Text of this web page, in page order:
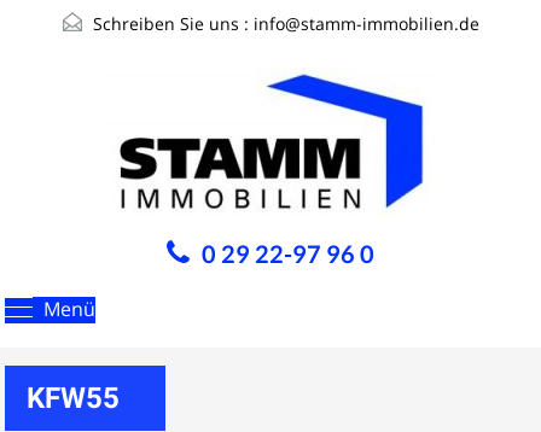
Schreiben Sie uns : info@stamm-immobilien.de
0 29 22-97 96 0
Menü
KFW55